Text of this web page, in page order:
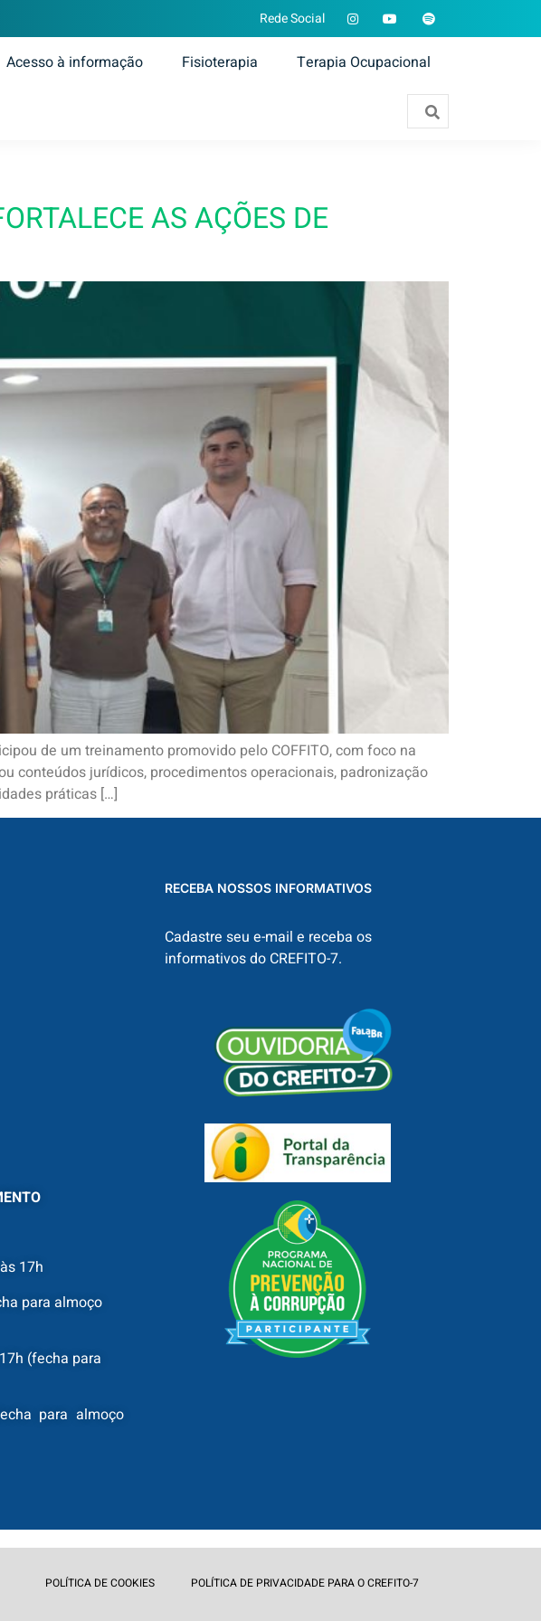
Rede Social
Acesso à informação Fisioterapia Terapia Ocupacional
AS AÇÕES DE
de um treinamento promovido pelo COFFITO, com foco na
conteúdos jurídicos, procedimentos operacionais, padronização
práticas […]
17h
para almoço
(fecha para
para almoço
RECEBA NOSSOS INFORMATIVOS
Cadastre seu e-mail e receba os
informativos do CREFITO-7.
POLÍTICA DE COOKIES POLÍTICA DE PRIVACIDADE PARA O CREFITO-7